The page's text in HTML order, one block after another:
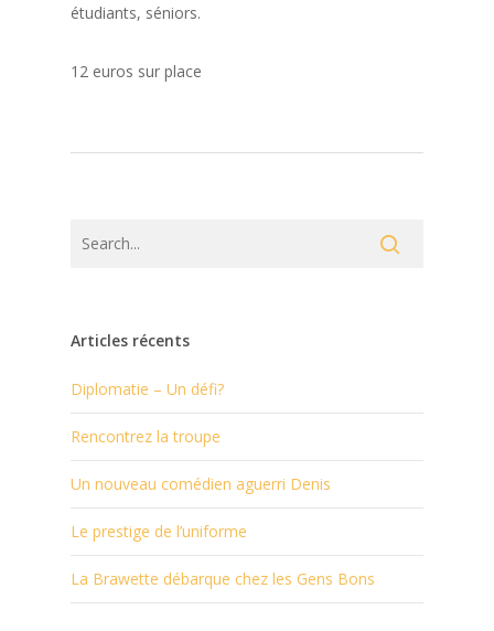
étudiants, séniors.
12 euros sur place
Articles récents
Diplomatie – Un défi?
Rencontrez la troupe
Un nouveau comédien aguerri Denis
Le prestige de l’uniforme
La Brawette débarque chez les Gens Bons